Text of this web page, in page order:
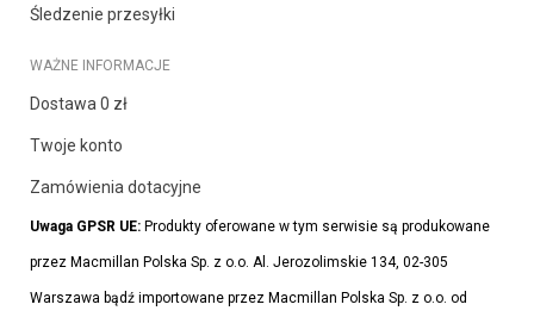
Śledzenie przesyłki
WAŻNE INFORMACJE
Dostawa 0 zł
Twoje konto
Zamówienia dotacyjne
Uwaga GPSR UE: Produkty oferowane w tym serwisie są produkowane
przez Macmillan Polska Sp. z o.o. Al. Jerozolimskie 134, 02-305
Warszawa bądź importowane przez Macmillan Polska Sp. z o.o. od